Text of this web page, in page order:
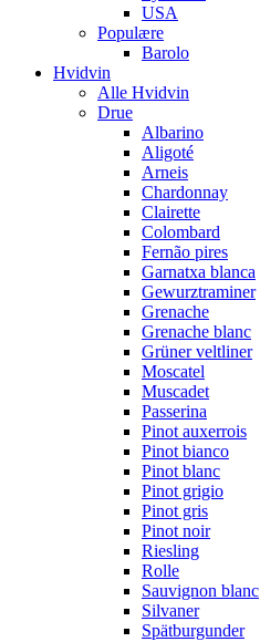
USA
Populære
Barolo
Hvidvin
Alle Hvidvin
Drue
Albarino
Aligoté
Arneis
Chardonnay
Clairette
Colombard
Fernão pires
Garnatxa blanca
Gewurztraminer
Grenache
Grenache blanc
Grüner veltliner
Moscatel
Muscadet
Passerina
Pinot auxerrois
Pinot bianco
Pinot blanc
Pinot grigio
Pinot gris
Pinot noir
Riesling
Rolle
Sauvignon blanc
Silvaner
Spätburgunder